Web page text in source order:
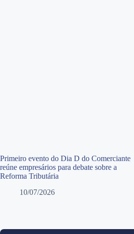
Primeiro evento do Dia D do Comerciante
reúne empresários para debate sobre a
Reforma Tributária
10/07/2026